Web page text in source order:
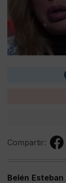
Compartir:
Belén Esteban